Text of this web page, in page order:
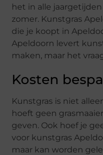
het in alle
zomer. Kunstgras
die je koopt in
Apeldoorn levert
maken, maar het
Kosten
Kunstgras is niet
hoeft geen
geven. Ook hoef je
voor kunstgras
maar kan worden